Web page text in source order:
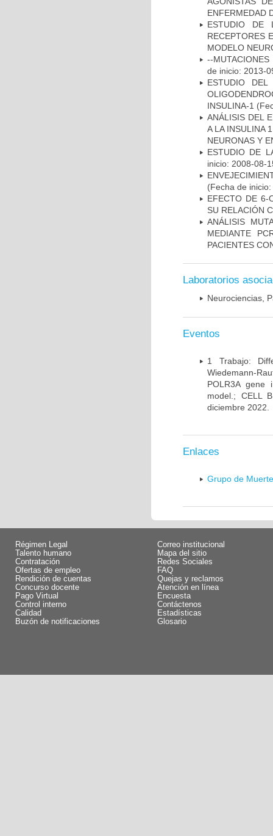
ENFERMEDAD
ESTUDIO DE
RECEPTORES
MODELO
--
de inicio: 2013-
ESTUDIO
INSULINA-1
ANÁLISIS DEL
A LA INSULINA
NEURONAS Y
ESTUDIO DE
inicio: 2008-08-
(Fecha de
EFECTO DE 6-
SU RELACIÓN
ANÁLISIS
MEDIANTE
PACIENTES
Laboratorios
Neurociencias,
Eventos
1 Trabajo:
Wiedemann-
POLR3A gene
model.; CELL
diciembre 2022.
Enlaces
Grupo de
Régimen Legal
Talento humano
Contratación
Ofertas de empleo
Rendición de cuentas
Concurso docente
Pago Virtual
Control interno
Calidad
Buzón de notificaciones
Correo institucional
Mapa del sitio
Redes Sociales
FAQ
Quejas y reclamos
Atención en línea
Encuesta
Contáctenos
Estadísticas
Glosario